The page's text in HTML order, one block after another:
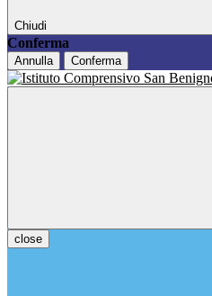
Chiudi
Conferma
Annulla Conferma
close